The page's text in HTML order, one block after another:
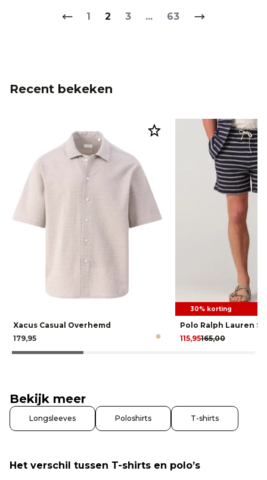
1 2 3 ... 63
Recent bekeken
Xacus Casual Overhemd
179,95
30% korting
Polo Ralph Lauren
165,00
115,95
Bekijk meer
Longsleeves Poloshirts T-shirts
Het verschil tussen T-shirts en polo’s